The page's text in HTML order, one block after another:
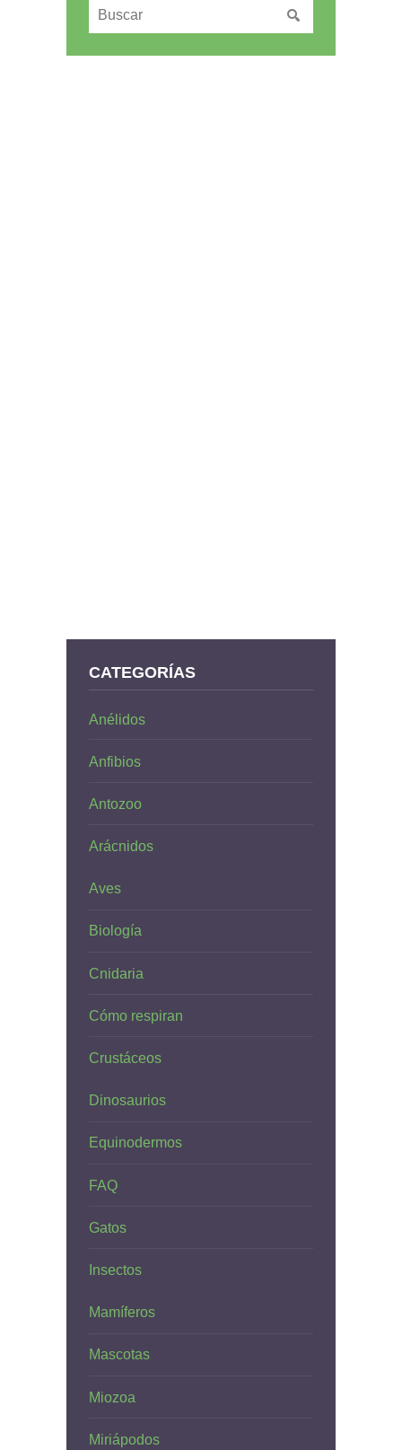
CATEGORÍAS
Anélidos
Anfibios
Antozoo
Arácnidos
Aves
Biología
Cnidaria
Cómo respiran
Crustáceos
Dinosaurios
Equinodermos
FAQ
Gatos
Insectos
Mamíferos
Mascotas
Miozoa
Miriápodos